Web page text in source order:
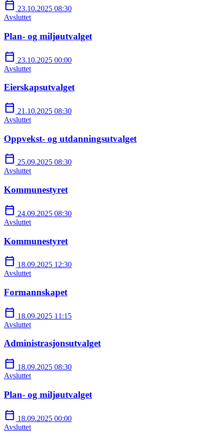
calendar_today 23.10.2025 08:30
Avsluttet
Plan- og miljøutvalget
calendar_today 23.10.2025 00:00
Avsluttet
Eierskapsutvalget
calendar_today 21.10.2025 08:30
Avsluttet
Oppvekst- og utdanningsutvalget
calendar_today 25.09.2025 08:30
Avsluttet
Kommunestyret
calendar_today 24.09.2025 08:30
Avsluttet
Kommunestyret
calendar_today 18.09.2025 12:30
Avsluttet
Formannskapet
calendar_today 18.09.2025 11:15
Avsluttet
Administrasjonsutvalget
calendar_today 18.09.2025 08:30
Avsluttet
Plan- og miljøutvalget
calendar_today 18.09.2025 00:00
Avsluttet